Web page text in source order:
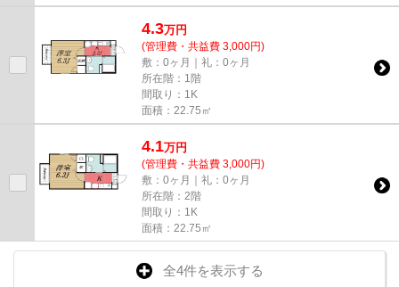
4.3万円
(管理費・共益費 3,000円)
敷：0ヶ月｜礼：0ヶ月
所在階：1階
間取り：1K
面積：22.75㎡
4.1万円
(管理費・共益費 3,000円)
敷：0ヶ月｜礼：0ヶ月
所在階：2階
間取り：1K
面積：22.75㎡
全4件を表示する